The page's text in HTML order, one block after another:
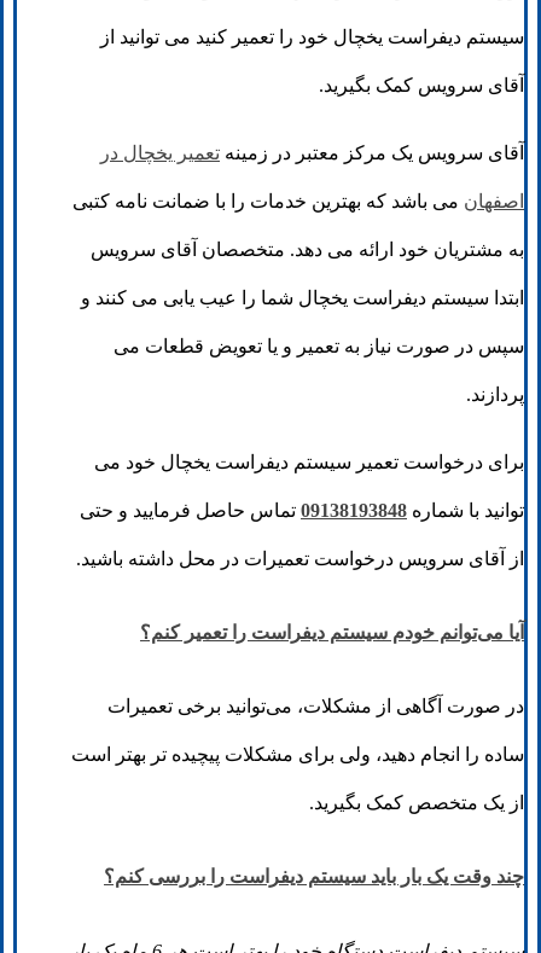
سیستم دیفراست یخچال خود را تعمیر کنید می توانید از
آقای سرویس کمک بگیرید.
آقای سرویس یک مرکز معتبر در زمینه تعمیر یخچال در
اصفهان می باشد که بهترین خدمات را با ضمانت نامه کتبی
به مشتریان خود ارائه می دهد. متخصصان آقای سرویس
ابتدا سیستم دیفراست یخچال شما را عیب یابی می کنند و
سپس در صورت نیاز به تعمیر و یا تعویض قطعات می
پردازند.
برای درخواست تعمیر سیستم دیفراست یخچال خود می
توانید با شماره 09138193848 تماس حاصل فرمایید و حتی
از آقای سرویس درخواست تعمیرات در محل داشته باشید.
آیا می‌توانم خودم سیستم دیفراست را تعمیر کنم؟
در صورت آگاهی از مشکلات، می‌توانید برخی تعمیرات
ساده را انجام دهید، ولی برای مشکلات پیچیده ‌تر بهتر است
از یک متخصص کمک بگیرید.
چند وقت یک بار باید سیستم دیفراست را بررسی کنم؟